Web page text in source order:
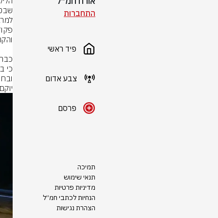
התחברות
פיד ראשי
צבע אדום
פרסם
תמיכה
תנאי שימוש
מדיניות פרטיות
הנחיות לכתבי חמ״ל
הצהרת נגישות